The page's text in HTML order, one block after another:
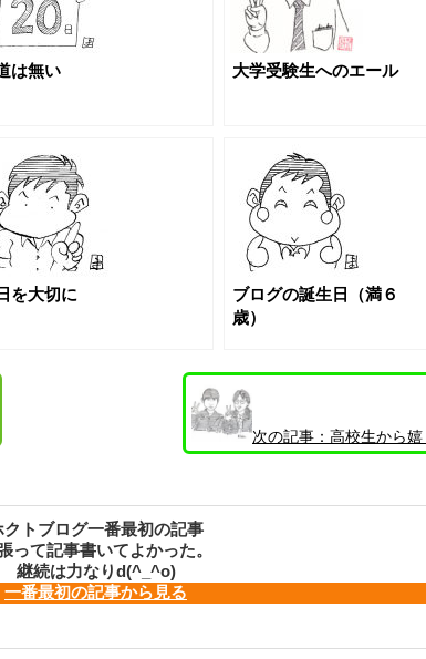
は無い 大学受験生へのエール
を大切に
ブログの誕生日（満６
歳）
次の記事： 高校生から嬉
言葉を聞いた
クトブログ一番最初の記事
って記事書いてよかった。
継続は力なりd(^_^o)
一番最初の記事から見る